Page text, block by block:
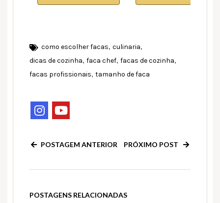
como escolher facas, culinaria,
dicas de cozinha, faca chef, facas de cozinha,
facas profissionais, tamanho de faca
POSTAGEM ANTERIOR PRÓXIMO POST
POSTAGENS RELACIONADAS